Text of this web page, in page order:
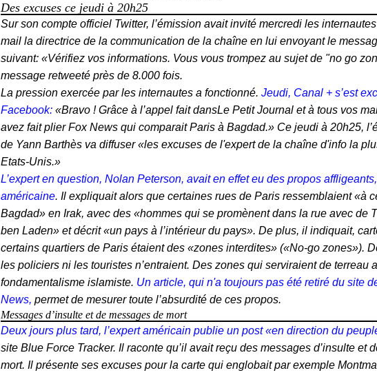
Des excuses ce jeudi à 20h25
Sur son compte officiel Twitter, l’émission avait invité mercredi les
mail la directrice de la communication de la chaîne en lui envoyant le
suivant: «Vérifiez vos informations. Vous vous trompez au sujet de "no go
message retweeté près de 8.000 fois.
La pression exercée par les internautes a fonctionné. Jeudi, Canal + s’est
Facebook: «Bravo ! Grâce à l’appel fait dansLe Petit Journal et à tous vos
avez fait plier Fox News qui comparait Paris à Bagdad.» Ce jeudi à 20h25,
de Yann Barthès va diffuser «les excuses de l'expert de la chaîne d'info la
Etats-Unis.»
L’expert en question, Nolan Peterson, avait en effet eu des propos
américaine. Il expliquait alors que certaines rues de Paris ressemblaient «à
Bagdad» en Irak, avec des «hommes qui se promènent dans la rue avec de
ben Laden» et décrit «un pays à l’intérieur du pays». De plus, il indiquait,
certains quartiers de Paris étaient des «zones interdites» («No-go zones»).
les policiers ni les touristes n’entraient. Des zones qui serviraient de terreau
fondamentalisme islamiste. Un article, qui n'a toujours pas été retiré du site
News, permet de mesurer toute l’absurdité de ces propos.
Messages d’insulte et de messages de mort
Deux jours plus tard, l’expert américain publie un post «en direction du
site Blue Force Tracker. Il raconte qu’il avait reçu des messages d’insulte et
mort. Il présente ses excuses pour la carte qui englobait par exemple